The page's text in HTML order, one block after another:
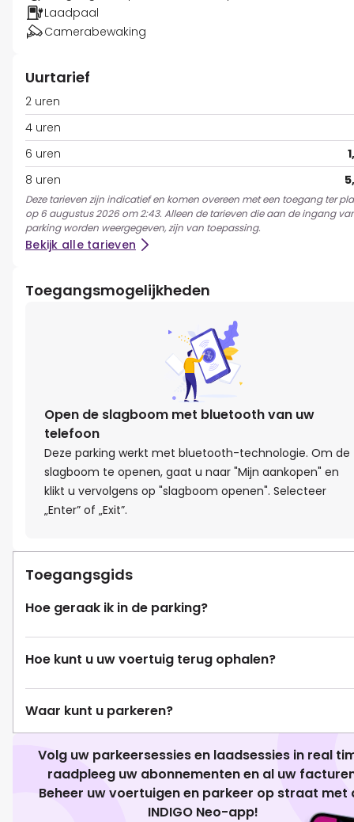
Laadpaal
Camerabewaking
Uurtarief
2 uren
4 uren
6 uren
8 uren
Deze tarieven zijn indicatief en komen overeen met een toegang ter
op 6 augustus 2026 om 2:43. Alleen de tarieven die aan de ingang
parking worden weergegeven, zijn van toepassing.
Bekijk alle tarieven
Toegangsmogelijkheden
Open de slagboom met bluetooth van uw
telefoon
Deze parking werkt met bluetooth-technologie. Om de
slagboom te openen, gaat u naar "Mijn aankopen" en
klikt u vervolgens op "slagboom openen". Selecteer
„Enter” of „Exit”.
Toegangsgids
Hoe geraak ik in de parking?
Hoe kunt u uw voertuig terug ophalen?
Waar kunt u parkeren?
Volg uw parkeersessies en laadsessies in real
raadpleeg uw abonnementen en al uw
Beheer uw voertuigen en parkeer op straat met
INDIGO Neo-app!